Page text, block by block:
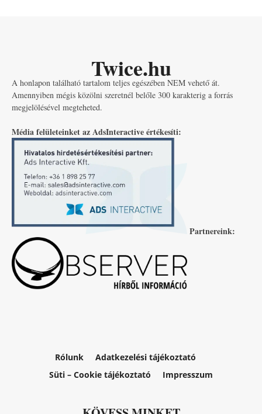
Twice.hu
A honlapon található tartalom teljes egészében NEM vehető át.
Amennyiben mégis közölni szeretnél belőle 300 karakterig a forrás
megjelölésével megteheted.
Média felületeinket az AdsInteractive értékesíti:
Partnereink:
Rólunk
Adatkezelési tájékoztató
Süti – Cookie tájékoztató
Impresszum